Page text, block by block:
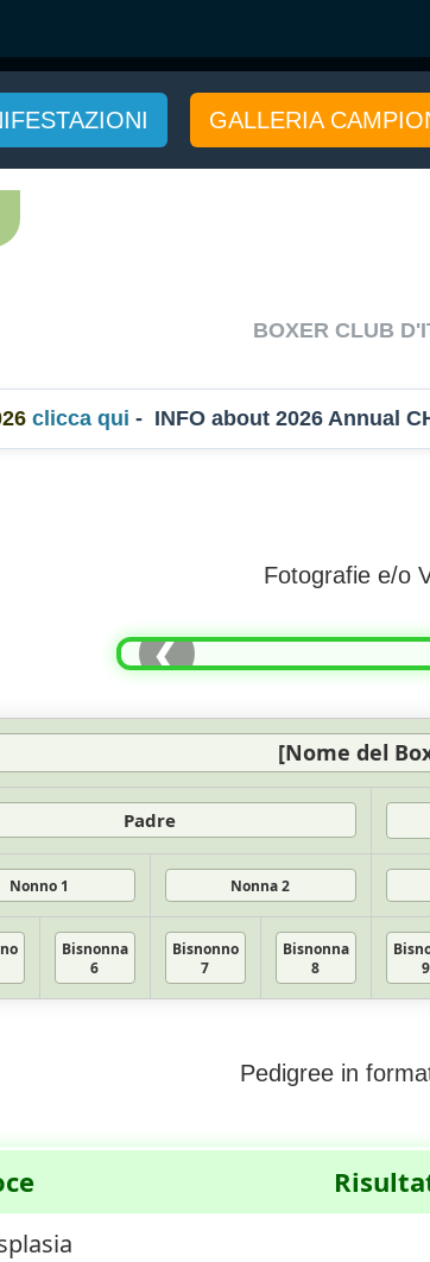
GALLERIA
BOXER CLUB
clicca qui- INFO about 2026 Annual
Fotografie e/o
❮
[Nome del
Padre
Nonno 1 Nonna 2
Bisnonna
6
Bisnonno
7
Bisnonna
8
9
Pedigree in